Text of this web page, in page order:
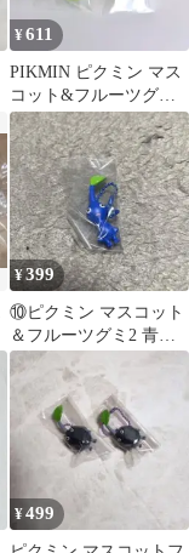
¥611
PIKMIN ピクミン マス
コット&フルーツグミ2
ヒカリピクミン 2個
¥399
⑩ピクミン マスコット
＆フルーツグミ2 青ピ
クミン キーホルダー
¥499